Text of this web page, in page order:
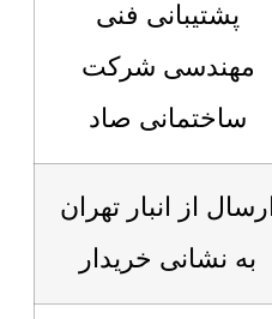
پشتیبانی فنی
مهندسی شرکت
ساختمانی صاد
ارسال از انبار تهران
به نشانی خریدار